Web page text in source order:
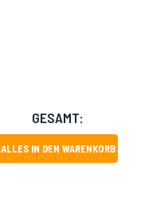
ALLES IN DEN WARENKORB
GESAMT: